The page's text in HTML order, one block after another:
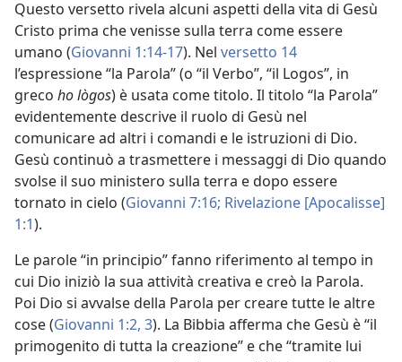
Questo versetto rivela alcuni aspetti della vita di Gesù
Cristo prima che venisse sulla terra come essere
umano (Giovanni 1:14-17). Nel versetto 14
l’espressione “la Parola” (o “il Verbo”, “il Logos”, in
greco ho lògos) è usata come titolo. Il titolo “la Parola”
evidentemente descrive il ruolo di Gesù nel
comunicare ad altri i comandi e le istruzioni di Dio.
Gesù continuò a trasmettere i messaggi di Dio quando
svolse il suo ministero sulla terra e dopo essere
tornato in cielo (Giovanni 7:16; Rivelazione [Apocalisse]
1:1).
Le parole “in principio” fanno riferimento al tempo in
cui Dio iniziò la sua attività creativa e creò la Parola.
Poi Dio si avvalse della Parola per creare tutte le altre
cose (Giovanni 1:2, 3). La Bibbia afferma che Gesù è “il
primogenito di tutta la creazione” e che “tramite lui